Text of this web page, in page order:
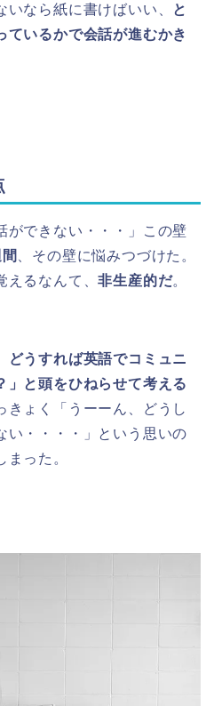
なら紙に書けばいい、 と
ているかで会話が進むかき
ができない・・・」この壁
、その壁に悩みつづけた。
えるなんて、非生産的だ。
どうすれば英語でコミュニ
」と頭をひねらせて考える
きょく「うーーん、どうし
い・・・・」という思いの
った。